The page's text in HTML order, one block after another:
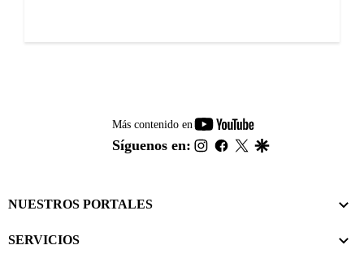
Más contenido en
youtube-
footer
Síguenos en: instagram
facebook
twitter
NUESTROS PORTALES
SERVICIOS